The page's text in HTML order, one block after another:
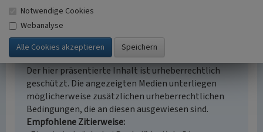
Empfohlene Zitierweise
Urheberrechtlicher Hinweis
Der hier präsentierte Inhalt ist urheberrechtlich
geschützt. Die angezeigten Medien unterliegen
möglicherweise zusätzlichen urheberrechtlichen
Bedingungen, die an diesen ausgewiesen sind.
Empfohlene Zitierweise
Notwendige Cookies
Webanalyse